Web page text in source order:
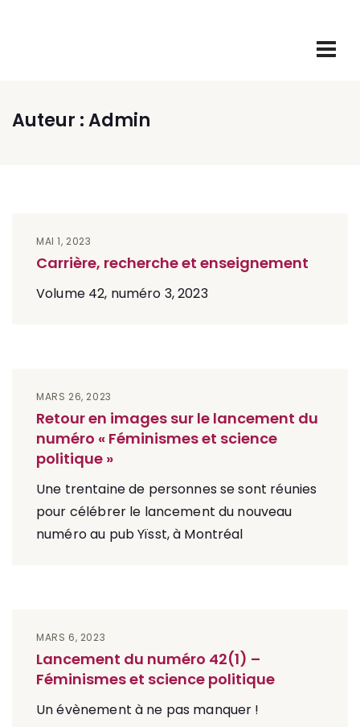
Auteur :Admin
MAI 1, 2023
Carrière, recherche et enseignement
Volume 42, numéro 3, 2023
MARS 26, 2023
Retour en images sur le lancement du
numéro « Féminismes et science
politique »
Une trentaine de personnes se sont réunies
pour célébrer le lancement du nouveau
numéro au pub Yïsst, à Montréal
MARS 6, 2023
Lancement du numéro 42(1) –
Féminismes et science politique
Un évènement à ne pas manquer !